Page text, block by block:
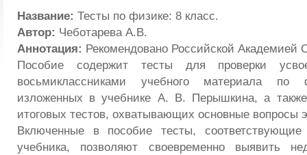
Название: Тесты по физике: 8 класс.
Автор: Чеботарева А.В.
Аннотация: Рекомендовано Российской Академией
Пособие содержит тесты для проверки
восьмиклассниками учебного материала
изложенных в учебнике А. В. Перышкина, а
итоговых тестов, охватывающих основные вопросы
Включенные в пособие тесты,
учебника, позволяют своевременно выявить